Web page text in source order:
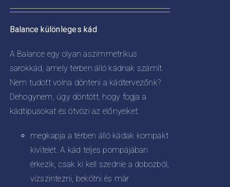
Balance különleges kád
A Balance egy olyan aszimmetrikus
sarokkád, amely térben álló kádnak számít.
Nem tudott volna dönteni a kádtervezőnk?
Dehogynem, úgy döntött, hogy fogja a
kádtípusokat és ötvözi az előnyeiket:
megkapja a térben álló kádak kompakt
kivitelét. A kád teljes pompájában
érkezik, csak ki kell szednie a dobozból,
vízszintezni, bekötni és már